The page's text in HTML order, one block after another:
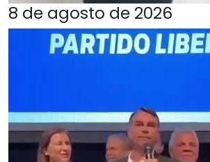
8 de agosto de 2026